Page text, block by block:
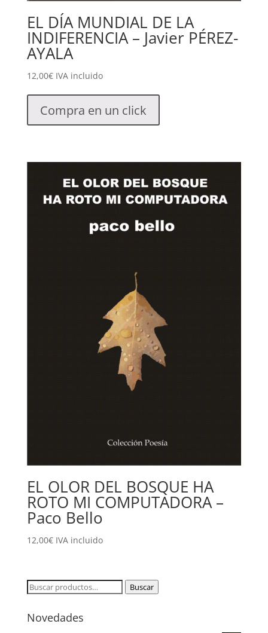
EL DÍA MUNDIAL DE LA
INDIFERENCIA – Javier PÉREZ-
AYALA
12,00€ IVA incluido
Compra en un click
EL OLOR DEL BOSQUE HA
ROTO MI COMPUTADORA –
Paco Bello
12,00€ IVA incluido
Buscar
Buscar
Novedades